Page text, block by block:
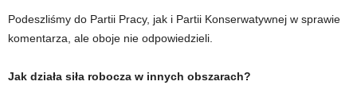
Podeszliśmy do Partii Pracy, jak i Partii Konserwatywnej w sprawie
komentarza, ale oboje nie odpowiedzieli.
Jak działa siła robocza w innych obszarach?